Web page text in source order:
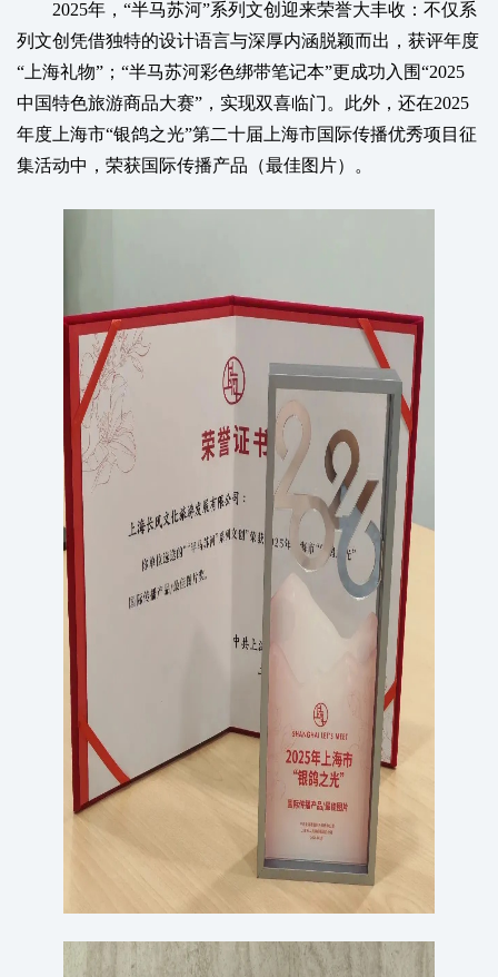
2025年，“半马苏河”系列文创迎来荣誉大丰收：不仅系
列文创凭借独特的设计语言与深厚内涵脱颖而出，获评年度
“上海礼物”；“半马苏河彩色绑带笔记本”更成功入围“2025
中国特色旅游商品大赛”，实现双喜临门。此外，还在2025
年度上海市“银鸽之光”第二十届上海市国际传播优秀项目征
集活动中，荣获国际传播产品（最佳图片）。